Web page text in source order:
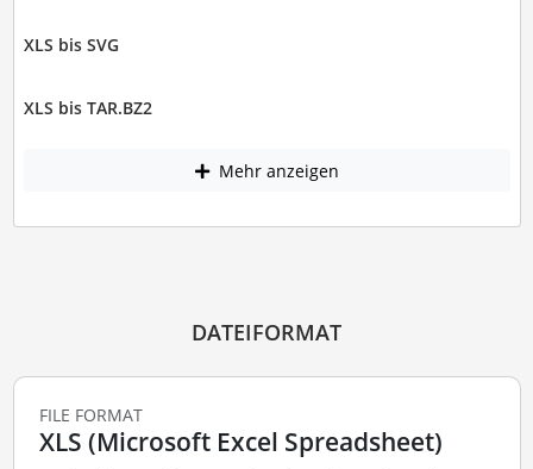
XLS bis SVG
XLS bis TAR.BZ2
Mehr anzeigen
DATEIFORMAT
FILE FORMAT
XLS (Microsoft Excel Spreadsheet)